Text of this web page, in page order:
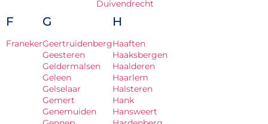
Duivendrecht
F
Franeker
G
Geertruidenberg
Geesteren
Geldermalsen
Geleen
Gelselaar
Gemert
Genemuiden
H
Haaften
Haaksbergen
Haalderen
Haarlem
Halsteren
Hank
Hansweert